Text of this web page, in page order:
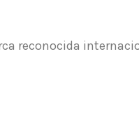
reconocida